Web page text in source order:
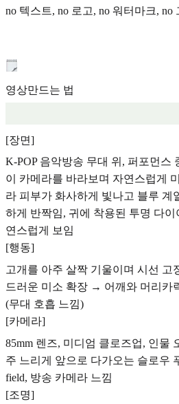
no 텍스트, no 로고, no 워터마크, no
영상만드는 법
[장면]
K-POP 음악방송 무대 위, 퍼포먼스
이 카메라를 바라보며 자연스럽게
라 피부가 화사하게 빛나고 블루 계
하게 반짝임, 귀에 착용된 투명 다
연스럽게 보임
[행동]
고개를 아주 살짝 기울이며 시선
드러운 미소 확장 → 어깨와 머리카
(무대 호흡 느낌)
[카메라]
85mm 렌즈, 미디엄 클로즈업, 인물
주 느리게 앞으로 다가오는 슬로우
field, 방송 카메라 느낌
[조명]